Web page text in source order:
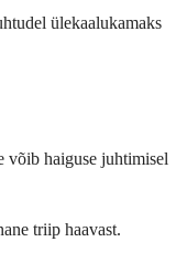
ülekaalukamaks
võib haiguse juhtimisel
triip haavast.